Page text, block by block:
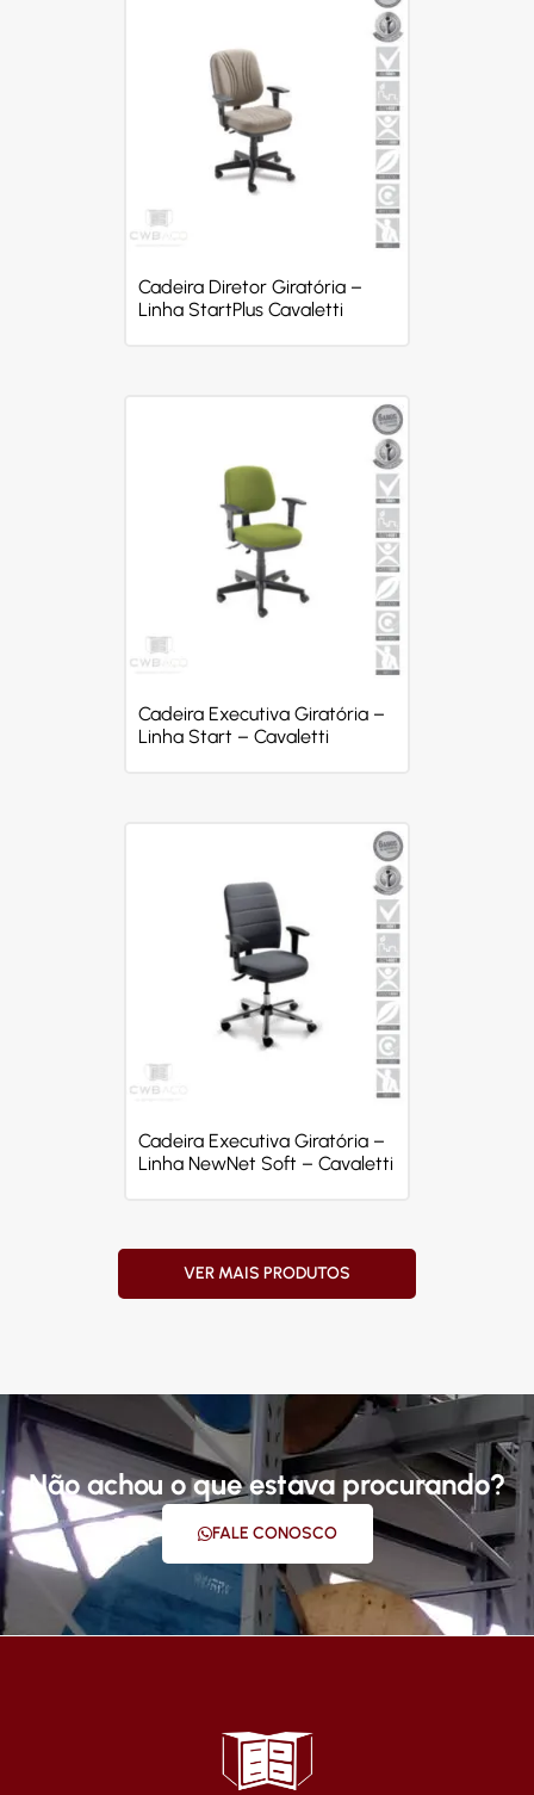
Cadeira Diretor Giratória –
Linha StartPlus Cavaletti
Cadeira Executiva Giratória –
Linha Start – Cavaletti
Cadeira Executiva Giratória –
Linha NewNet Soft – Cavaletti
VER MAIS PRODUTOS
Não achou o que estava procurando?
FALE CONOSCO